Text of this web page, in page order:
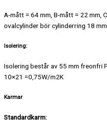
A-mått = 64 mm, B-mått = 22 mm,
ovalcylinder bör cylinderring 18 mm
Isolering:
Isolering består av 55 mm freonfri
10×21 =0,75W/m2K
Karmar
Standardkarm: